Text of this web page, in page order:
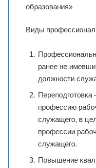
образования»
Виды
ранее не
должности
профессию
служащего, в
профессии
служащего.
Повышение